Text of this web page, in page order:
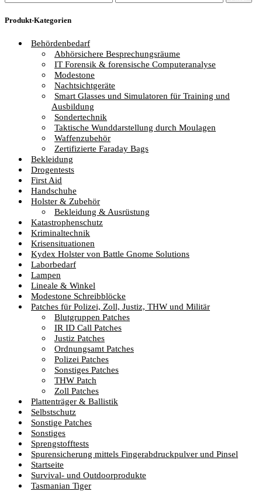
Preis
Preis
Produkt-Kategorien
Behördenbedarf
Abhörsichere Besprechungsräume
IT Forensik & forensische Computeranalyse
Modestone
Nachtsichtgeräte
Smart Glasses und Simulatoren für Training und
Ausbildung
Sondertechnik
Taktische Wunddarstellung durch Moulagen
Waffenzubehör
Zertifizierte Faraday Bags
Bekleidung
Drogentests
First Aid
Handschuhe
Holster & Zubehör
Bekleidung & Ausrüstung
Katastrophenschutz
Kriminaltechnik
Krisensituationen
Kydex Holster von Battle Gnome Solutions
Laborbedarf
Lampen
Lineale & Winkel
Modestone Schreibblöcke
Patches für Polizei, Zoll, Justiz, THW und Militär
Blutgruppen Patches
IR ID Call Patches
Justiz Patches
Ordnungsamt Patches
Polizei Patches
Sonstiges Patches
THW Patch
Zoll Patches
Plattenträger & Ballistik
Selbstschutz
Sonstige Patches
Sonstiges
Sprengstofftests
Spurensicherung mittels Fingerabdruckpulver und Pinsel
Startseite
Survival- und Outdoorprodukte
Tasmanian Tiger